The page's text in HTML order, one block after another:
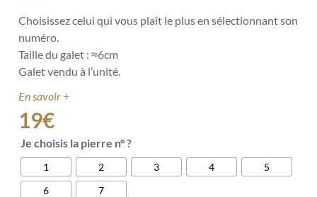
Choisissez celui qui vous plaît le plus en sélectionnant son
numéro.
Taille du galet : ≈6cm
Galet vendu à l’unité.
En savoir +
19€
Je choisis la pierre n° ?
1 2 3 4
5
6
7